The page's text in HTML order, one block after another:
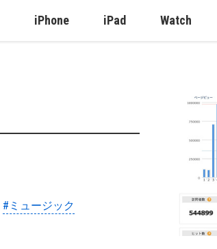
iPhone iPad Watch
#ミュージック